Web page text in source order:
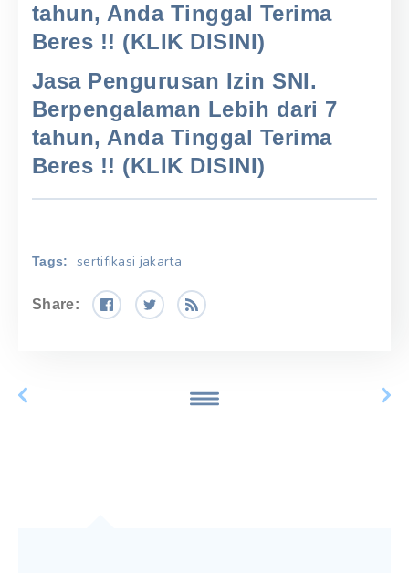
tahun, Anda Tinggal Terima
Beres !! (KLIK DISINI)
Jasa Pengurusan Izin SNI.
Berpengalaman Lebih dari 7
tahun, Anda Tinggal Terima
Beres !! (KLIK DISINI)
Tags: sertifikasi jakarta
Share: